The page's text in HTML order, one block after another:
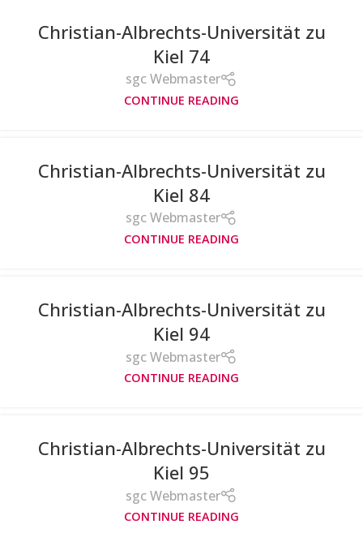
Christian-Albrechts-Universität zu
Kiel 74
sgc Webmaster
CONTINUE READING
Christian-Albrechts-Universität zu
Kiel 84
sgc Webmaster
CONTINUE READING
Christian-Albrechts-Universität zu
Kiel 94
sgc Webmaster
CONTINUE READING
Christian-Albrechts-Universität zu
Kiel 95
sgc Webmaster
CONTINUE READING